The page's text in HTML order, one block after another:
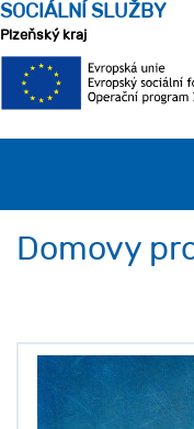
SOCIÁLNÍ SLUŽBY
Plzeňský kraj
Domovy